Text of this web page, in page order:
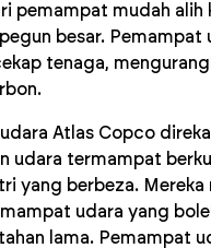
pemampat mudah alih
besar. Pemampat
tenaga,
Atlas Copco
udara termampat
yang berbeza. Mereka
udara yang
lama. Pemampat